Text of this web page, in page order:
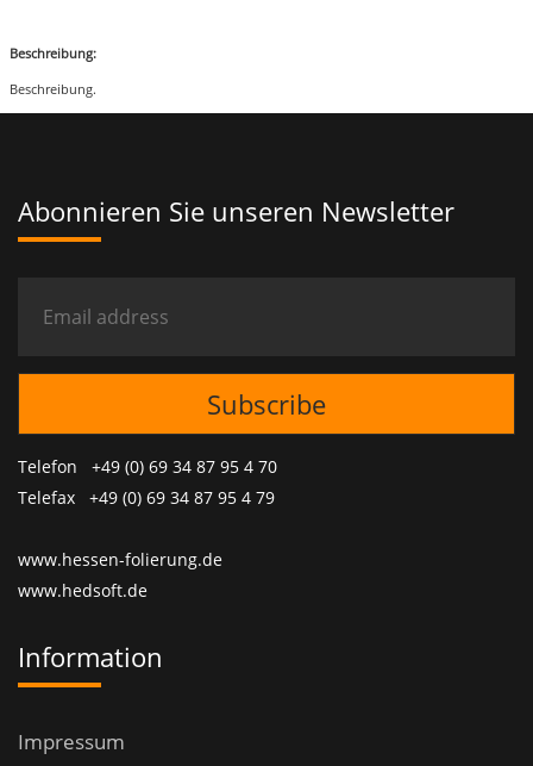
Beschreibung:
Beschreibung.
Abonnieren Sie unseren Newsletter
Telefon +49 (0) 69 34 87 95 4 70
Telefax +49 (0) 69 34 87 95 4 79
www.hessen-folierung.de
www.hedsoft.de
Information
Impressum